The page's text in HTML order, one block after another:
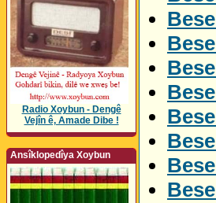
Radio Xoybun - Dengê
Vejîn ê, Amade Dibe !
Ansîklopedîya Xoybun